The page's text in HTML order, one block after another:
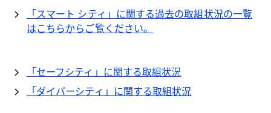
「スマート シティ」に関する過去の取組状況の一覧
はこちらからご覧ください。
「セーフシティ」に関する取組状況
「ダイバーシティ」に関する取組状況